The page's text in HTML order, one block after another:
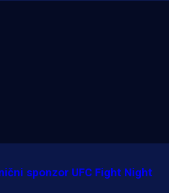
sponzor UFC Fight Night